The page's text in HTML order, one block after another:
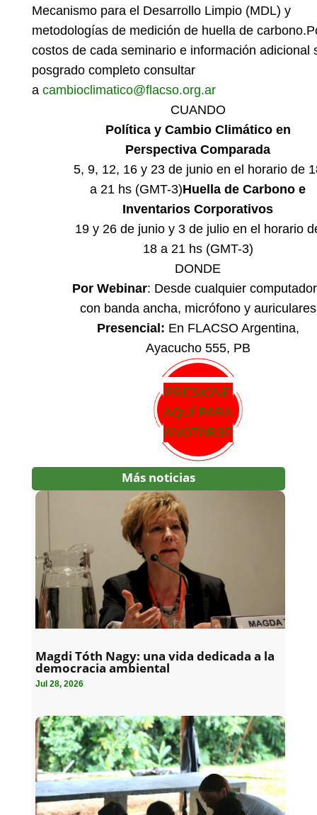
Mecanismo para el Desarrollo Limpio (MDL) y
metodologías de medición de huella de
costos de cada seminario e información adicional
posgrado completo consultar
a cambioclimatico@flacso.org.ar
CUANDO
Política y Cambio Climático en
Perspectiva Comparada
5, 9, 12, 16 y 23 de junio en el horario de
a 21 hs (GMT-3)Huella de Carbono e
Inventarios Corporativos
19 y 26 de junio y 3 de julio en el horario
18 a 21 hs (GMT-3)
DONDE
Por Webinar: Desde cualquier
con banda ancha, micrófono y auriculares
Presencial: En FLACSO Argentina,
Ayacucho 555, PB
PRESIONE
AQUÍ PARA
ANOTARSE
Más noticias
Magdi Tóth Nagy: una vida dedicada a la
democracia ambiental
Jul 28, 2026